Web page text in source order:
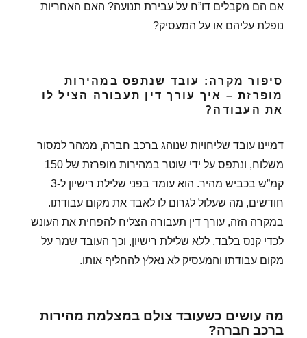
אם הם מקבלים דו”ח על עבירת תנועה? האם האחריות
נופלת עליהם או על המעסיק?
סיפור מקרה: עובד שנתפס במהירות
מופרזת – איך עורך דין תעבורה הציל לו
את העבודה?
דמיינו עובד שליחויות שנוהג ברכב חברה, ממהר למסור
משלוח, ונתפס על ידי שוטר במהירות מופרזת של 150
קמ”ש בכביש מהיר. הוא עומד בפני שלילת רישיון ל-3
חודשים, מה שעלול לגרום לו לאבד את מקום עבודתו.
במקרה הזה, עורך דין תעבורה הצליח להפחית את העונש
לכדי קנס בלבד, ללא שלילת רישיון, וכך העובד שמר על
מקום עבודתו והמעסיק לא נאלץ להחליף אותו.
מה עושים כשעובד צולם במצלמת מהירות
ברכב חברה?